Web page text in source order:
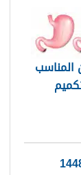
خلال
المناسب
جراحات
مصر